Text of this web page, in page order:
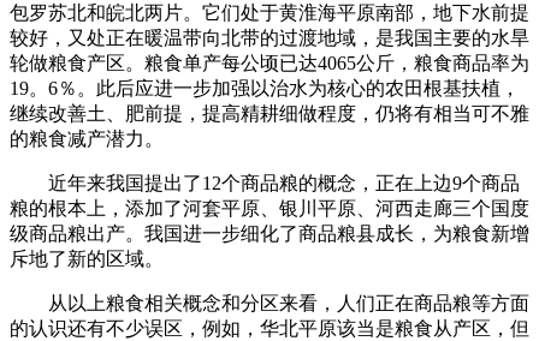
包罗苏北和皖北两片。它们处于黄淮海平原南部，地下水前提
较好，又处正在暖温带向北带的过渡地域，是我国主要的水旱
轮做粮食产区。粮食单产每公顷已达4065公斤，粮食商品率为
19。6％。此后应进一步加强以治水为核心的农田根基扶植，
继续改善土、肥前提，提高精耕细做程度，仍将有相当可不雅
的粮食减产潜力。
近年来我国提出了12个商品粮的概念，正在上边9个商品
粮的根本上，添加了河套平原、银川平原、河西走廊三个国度
级商品粮出产。我国进一步细化了商品粮县成长，为粮食新增
斥地了新的区域。
从以上粮食相关概念和分区来看，人们正在商品粮等方面
的认识还有不少误区，例如，华北平原该当是粮食从产区，但